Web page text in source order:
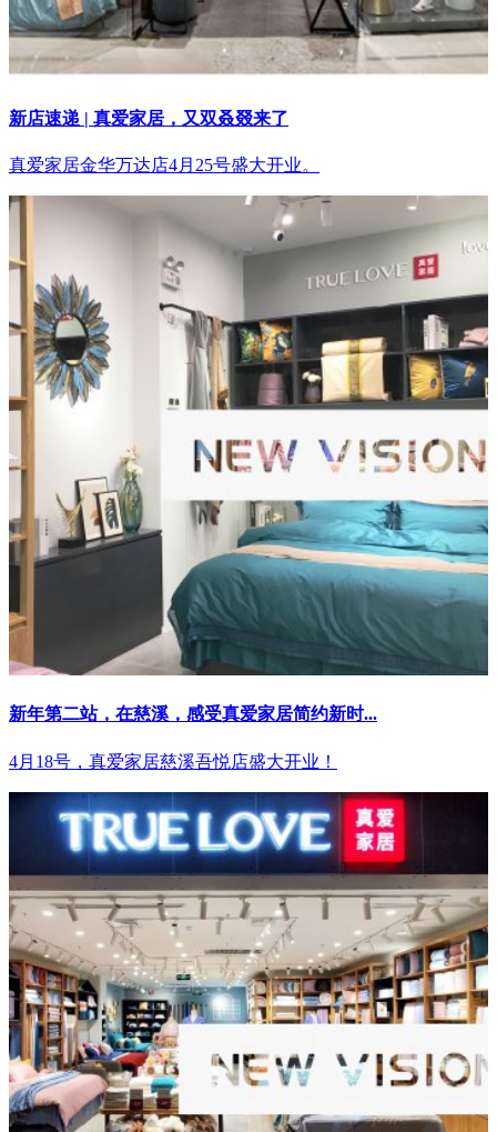
新店速递 | 真爱家居，又双叒叕来了
真爱家居金华万达店4月25号盛大开业。
新年第二站，在慈溪，感受真爱家居简约新时...
4月18号，真爱家居慈溪吾悦店盛大开业！